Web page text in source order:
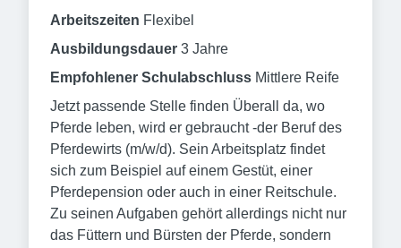
Arbeitszeiten Flexibel
Ausbildungsdauer 3 Jahre
Empfohlener Schulabschluss Mittlere Reife
Jetzt passende Stelle finden Überall da, wo
Pferde leben, wird er gebraucht -der Beruf des
Pferdewirts (m/w/d). Sein Arbeitsplatz findet
sich zum Beispiel auf einem Gestüt, einer
Pferdepension oder auch in einer Reitschule.
Zu seinen Aufgaben gehört allerdings nicht nur
das Füttern und Bürsten der Pferde, sondern